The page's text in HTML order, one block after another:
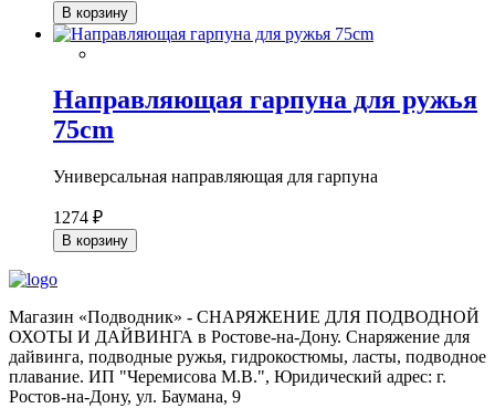
В корзину
Направляющая гарпуна для ружья
75cm
Универсальная направляющая для гарпуна
1274 ₽
В корзину
Магазин «Подводник» - СНАРЯЖЕНИЕ ДЛЯ ПОДВОДНОЙ
ОХОТЫ И ДАЙВИНГА в Ростове-на-Дону. Снаряжение для
дайвинга, подводные ружья, гидрокостюмы, ласты, подводное
плавание. ИП "Черемисова М.В.", Юридический адрес: г.
Ростов-на-Дону, ул. Баумана, 9